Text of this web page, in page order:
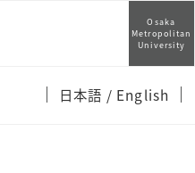
Osaka
Metropolitan
University
日本語 / English